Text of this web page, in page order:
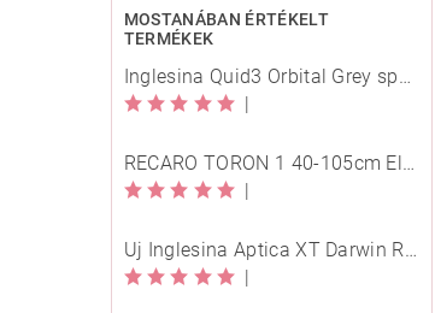
MOSTANÁBAN ÉRTÉKELT
TERMÉKEK
Inglesina Quid3 Orbital Grey sport babakocsi
|
RECARO TORON 1 40-105cm Elegant Beige
|
Új Inglesina Aptica XT Darwin Recline Evo 4in1 Himalaya Blue multifunkciós babakocsi
|